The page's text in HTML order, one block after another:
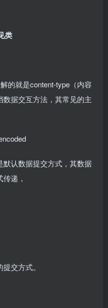
类
的就是content-type（内容
据交互方法，其常见的主
认数据提交方式，其数据
递，
交方式。